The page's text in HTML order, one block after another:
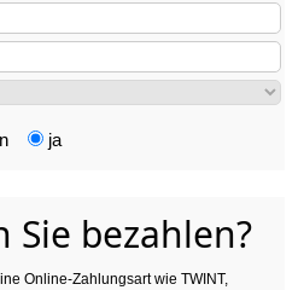
ja
Sie bezahlen?
Online-Zahlungsart wie TWINT,